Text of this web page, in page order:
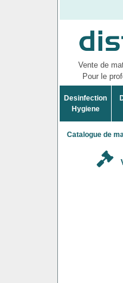
Vente de
Pour le
Desinfection
Hygiene
Catalogue de